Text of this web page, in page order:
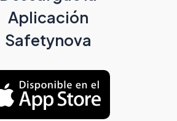
Aplicación
Safetynova